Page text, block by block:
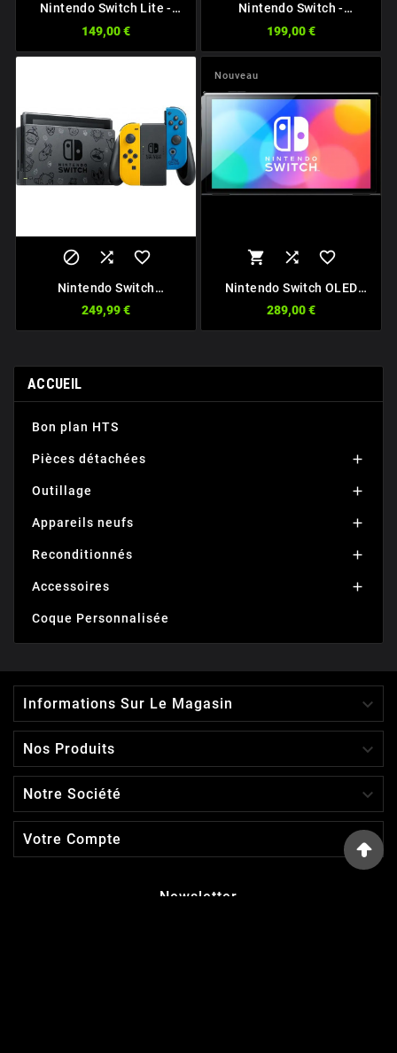
Nintendo Switch Lite -
149,00 €
Nintendo Switch -
199,00 €
  
Nintendo Switch
Limitée Fortnite
249,99 €
Nouveau
  
Nintendo Switch OLED
289,00 €
ACCUEIL
Bon plan HTS
Pièces détachées 
Outillage 
Appareils neufs 
Reconditionnés 
Accessoires 
Coque Personnalisée
Informations Sur Le Magasin 
Nos Produits 
Notre Société 
Votre Compte 
Newsletter